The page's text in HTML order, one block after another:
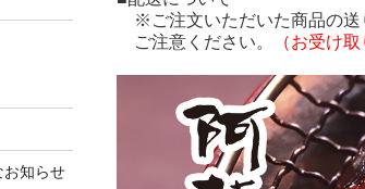
※ご注文いただいた商品の送
ご注意ください。
（お受け
お知らせ